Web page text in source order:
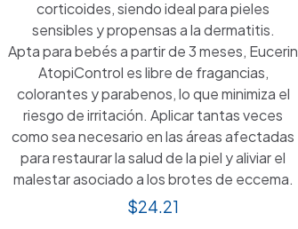
corticoides, siendo ideal para pieles
sensibles y propensas a la dermatitis.
Apta para bebés a partir de 3 meses, Eucerin
AtopiControl es libre de fragancias,
colorantes y parabenos, lo que minimiza el
riesgo de irritación. Aplicar tantas veces
como sea necesario en las áreas afectadas
para restaurar la salud de la piel y aliviar el
malestar asociado a los brotes de eccema.
$24.21